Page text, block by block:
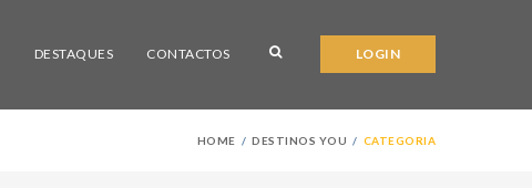
DESTAQUES CONTACTOS LOGIN
HOME DESTINOS YOU CATEGORIA